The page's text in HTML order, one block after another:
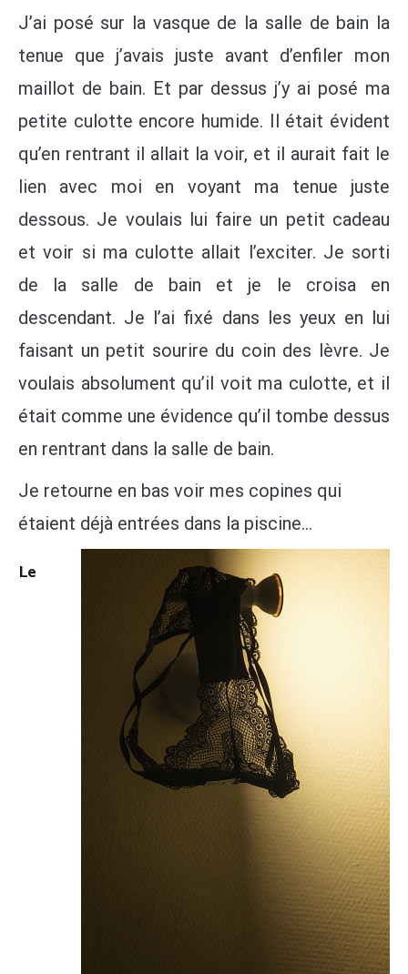
J’ai posé sur la vasque de la salle de bain la
tenue que j’avais juste avant d’enfiler mon
maillot de bain. Et par dessus j’y ai posé ma
petite culotte encore humide. Il était évident
qu’en rentrant il allait la voir, et il aurait fait le
lien avec moi en voyant ma tenue juste
dessous. Je voulais lui faire un petit cadeau
et voir si ma culotte allait l’exciter. Je sorti
de la salle de bain et je le croisa en
descendant. Je l’ai fixé dans les yeux en lui
faisant un petit sourire du coin des lèvre. Je
voulais absolument qu’il voit ma culotte, et il
était comme une évidence qu’il tombe dessus
en rentrant dans la salle de bain.
Je retourne en bas voir mes copines qui
étaient déjà entrées dans la piscine…
Le